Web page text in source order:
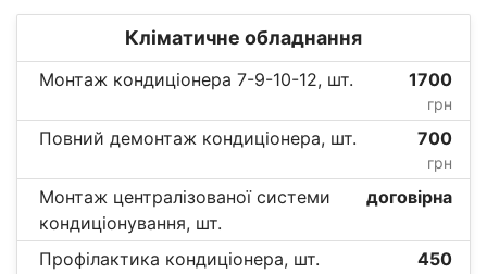
Кліматичне обладнання
Монтаж кондиціонера 7-9-10-12, шт. 1700
грн
Повний демонтаж кондиціонера, шт. 700
грн
Монтаж централізованої системи
кондиціонування, шт.
договірна
Профілактика кондиціонера, шт. 450